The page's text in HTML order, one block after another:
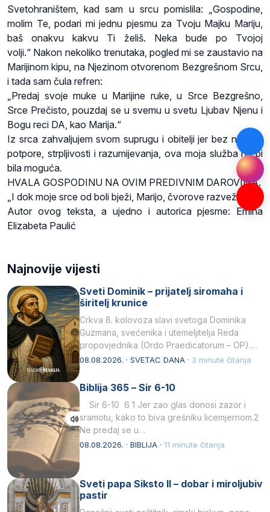
Svetohraništem, kad sam u srcu pomislila: „Gospodine,
molim Te, podari mi jednu pjesmu za Tvoju Majku Mariju,
baš onakvu kakvu Ti želiš. Neka bude po Tvojoj
volji.“ Nakon nekoliko trenutaka, pogled mi se zaustavio na
Marijinom kipu, na Njezinom otvorenom Bezgrešnom Srcu,
i tada sam čula refren:
„Predaj svoje muke u Marijine ruke, u Srce Bezgrešno,
Srce Prečisto, pouzdaj se u svemu u svetu Ljubav Njenu i
Bogu reci DA, kao Marija.“
Iz srca zahvaljujem svom suprugu i obitelji jer bez njihove
potpore, strpljivosti i razumijevanja, ova moja služba ne bi
bila moguća.
HVALA GOSPODINU NA OVIM PREDIVNIM DAROVIMA.
„I dok moje srce od boli bježi, Marijo, čvorove razveži…“
Autor ovog teksta, a ujedno i autorica pjesme: Emina
Elizabeta Paulić
Najnovije vijesti
Sveti Dominik – prijatelj siromaha i
širitelj krunice
Crkva 8. kolovoza slavi svetoga Dominika
Guzmana, svećenika i utemeljitelja Reda
propovjednika (Ordo Praedicatorum – OP).
Svojim životom, dubokom ljubavlju prema
08.08.2026. · SVETAC DANA · 3 minute čitanja
Biblija 365 – Sir 6-10
Sir 6-10 6 1 Jer zao glas donosi zazor i
sramotu, kako to biva grešniku licemjernom.2
Ne predaj se u…
08.08.2026. · BIBLIJA · 11 minute čitanja
Sveti papa Siksto II – dobar i miroljubiv
pastir